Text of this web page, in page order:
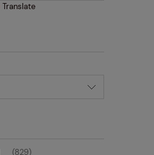
Translate
(829)